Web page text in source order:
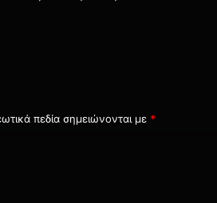
πεδία σημειώνονται με *